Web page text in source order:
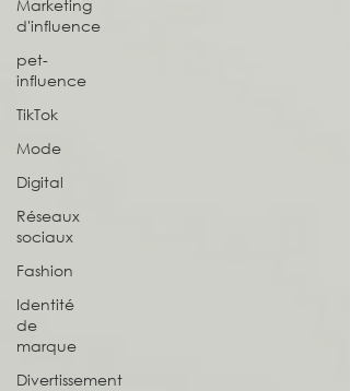
Marketing
d'influence
pet-
influence
TikTok
Mode
Digital
Réseaux
sociaux
Fashion
Identité
de
marque
Divertissement